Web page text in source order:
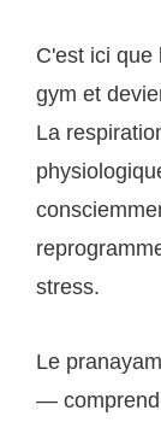
C'est ici que
gym et
La
stress.
Le
— comprend